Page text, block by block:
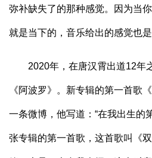
弥补缺失了的那种感觉。因为当
就是当下的，音乐给出的感觉也
2020年，在唐汉霄出道12年
《阿波罗》。新专辑的第一首歌
一条微博，他写道：“在我出生的
张专辑的第一首歌，这首歌叫《